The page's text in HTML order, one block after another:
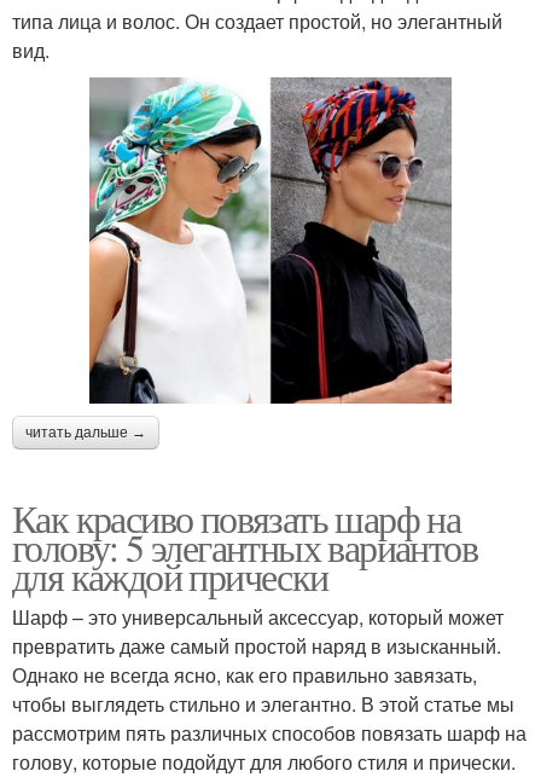
типа лица и волос. Он создает простой, но элегантный
вид.
читать дальше →
Как красиво повязать шарф на
голову: 5 элегантных вариантов
для каждой прически
Шарф – это универсальный аксессуар, который может
превратить даже самый простой наряд в изысканный.
Однако не всегда ясно, как его правильно завязать,
чтобы выглядеть стильно и элегантно. В этой статье мы
рассмотрим пять различных способов повязать шарф на
голову, которые подойдут для любого стиля и прически.